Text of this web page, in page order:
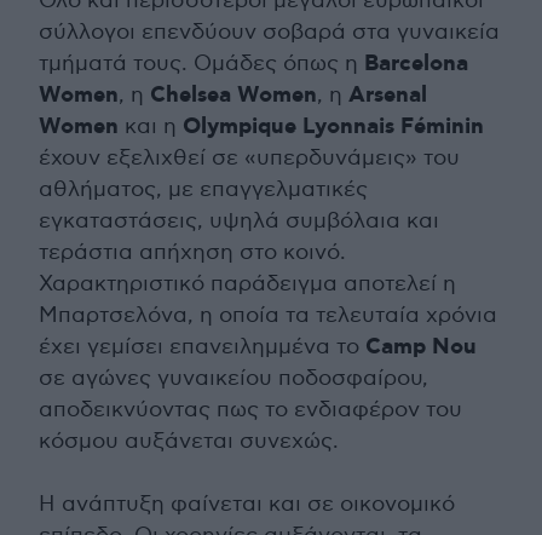
σύλλογοι επενδύουν σοβαρά στα γυναικεία
τμήματά τους. Ομάδες όπως η Barcelona
Women, η Chelsea Women, η Arsenal
Women και η Olympique Lyonnais Féminin
έχουν εξελιχθεί σε «υπερδυνάμεις» του
αθλήματος, με επαγγελματικές
εγκαταστάσεις, υψηλά συμβόλαια και
τεράστια απήχηση στο κοινό.
Χαρακτηριστικό παράδειγμα αποτελεί η
Μπαρτσελόνα, η οποία τα τελευταία χρόνια
έχει γεμίσει επανειλημμένα το Camp Nou
σε αγώνες γυναικείου ποδοσφαίρου,
αποδεικνύοντας πως το ενδιαφέρον του
κόσμου αυξάνεται συνεχώς.
Η ανάπτυξη φαίνεται και σε οικονομικό